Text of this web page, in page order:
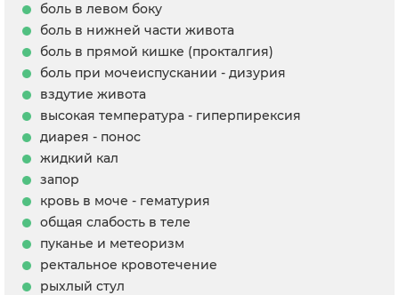
боль в левом боку
боль в нижней части живота
боль в прямой кишке (прокталгия)
боль при мочеиспускании - дизурия
вздутие живота
высокая температура - гиперпирексия
диарея - понос
жидкий кал
запор
кровь в моче - гематурия
общая слабость в теле
пуканье и метеоризм
ректальное кровотечение
рыхлый стул